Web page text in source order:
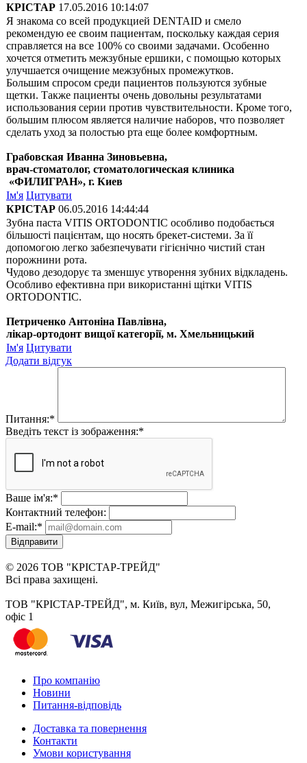
КРІСТАР 17.05.2016 10:14:07
Я знакома со всей продукцией DENTAID и смело
рекомендую ее своим пациентам, поскольку каждая серия
справляется на все 100% со своими задачами. Особенно
хочется отметить межзубные ершики, с помощью которых
улучшается очищение межзубных промежутков.
Большим спросом среди пациентов пользуются зубные
щетки. Также пациенты очень довольны результатами
использования серии против чувствительности. Кроме того,
большим плюсом является наличие наборов, что позволяет
сделать уход за полостью рта еще более комфортным.
Грабовская Иванна Зиновьевна,
врач-стоматолог, стоматологическая клиника
«ФИЛИГРАН», г. Киев
Ім'я Цитувати
КРІСТАР 06.05.2016 14:44:44
Зубна паста VITIS ORTODONTIC особливо подобається
більшості пацієнтам, що носять брекет-системи. За її
допомогою легко забезпечувати гігієнічно чистий стан
порожнини рота.
Чудово дезодорує та зменшує утворення зубних відкладень.
Особливо ефективна при використанні щітки VITIS
ORTODONTIC.
Петриченко Антоніна Павлівна,
лікар-ортодонт вищої категорії, м. Хмельницький
Ім'я Цитувати
Додати відгук
Питання:*
Введіть текст із зображення:*
Ваше ім'я:*
Контактний телефон:
E-mail:*
Відправити
© 2026 ТОВ "КРІСТАР-ТРЕЙД"
Всі права захищені.
ТОВ "КРІСТАР-ТРЕЙД", м. Київ, вул, Межигірська, 50,
офіс 1
Про компанію
Новини
Питання-відповідь
Доставка та повернення
Контакти
Умови користування